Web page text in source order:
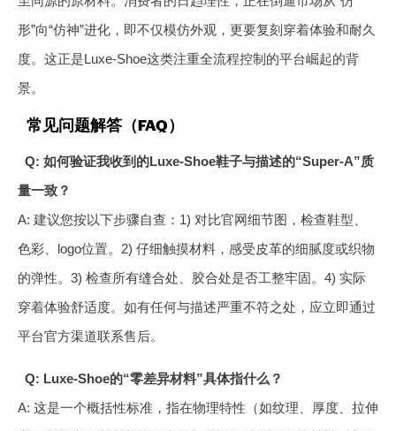
形”向“仿神”进化，即不仅模仿外观，更要复刻穿着体验和耐久
度。这正是Luxe-Shoe这类注重全流程控制的平台崛起的背
景。
常见问题解答（FAQ）
Q: 如何验证我收到的Luxe-Shoe鞋子与描述的“Super-A”质
量一致？
A: 建议您按以下步骤自查：1) 对比官网细节图，检查鞋型、
色彩、logo位置。2) 仔细触摸材料，感受皮革的细腻度或织物
的弹性。3) 检查所有缝合处、胶合处是否工整牢固。4) 实际
穿着体验舒适度。如有任何与描述严重不符之处，应立即通过
平台官方渠道联系售后。
Q: Luxe-Shoe的“零差异材料”具体指什么？
A: 这是一个概括性标准，指在物理特性（如纹理、厚度、拉伸